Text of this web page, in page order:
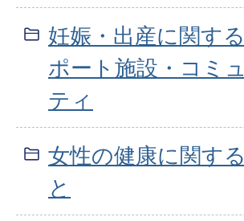
妊娠・出産に関す
ポート施設・コミ
ティ
女性の健康に関す
と